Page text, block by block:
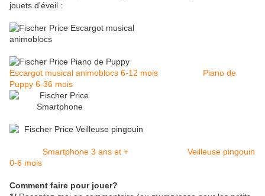
jouets d'éveil :
Escargot musical animoblocs 6-12 mois
Piano de
Puppy 6-36 mois
Smartphone 3 ans et +
Veilleuse pingouin
0-6 mois
Comment faire pour jouer?